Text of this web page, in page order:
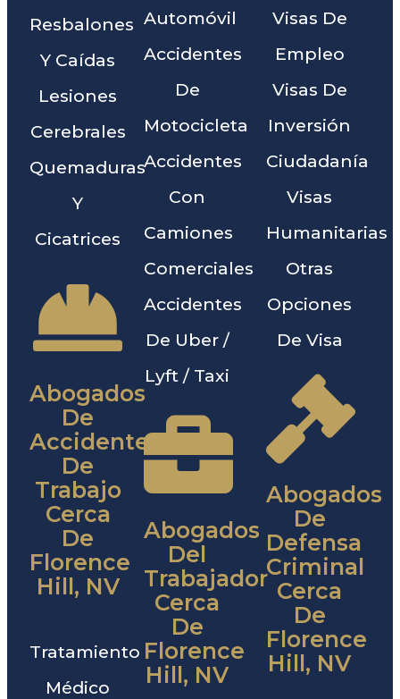
Resbalones
Y Caídas
Lesiones
Cerebrales
Quemaduras
Y
Cicatrices
Abogados
De
Accidentes
De
Trabajo
Cerca
De
Florence
Hill, NV
Tratamiento
Médico
Automóvil
Accidentes
De
Motocicleta
Accidentes
Con
Camiones
Comerciales
Accidentes
De Uber /
Lyft / Taxi
Abogados
Del
Trabajador
Cerca
De
Florence
Hill, NV
Visas De
Empleo
Visas De
Inversión
Ciudadanía
Visas
Humanitarias
Otras
Opciones
De Visa
Abogados
De
Defensa
Criminal
Cerca
De
Florence
Hill, NV